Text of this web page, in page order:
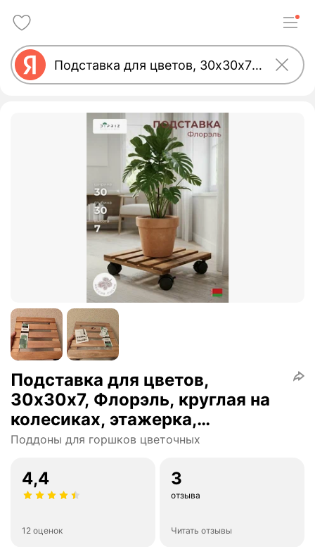
Подставка для цветов,
30х30х7, Флорэль, круглая на
колесиках, этажерка,
напольное, на подоконник,
рустик, Dipriz
Поддоны для горшков цветочных
4,4
12 оценок
3
отзыва
Читать отзывы